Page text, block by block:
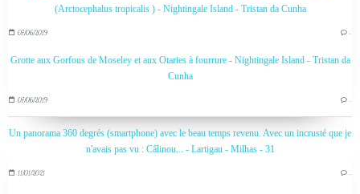
(Arctocephalus tropicalis ) - Nightingale Island - Tristan da Cunha
07/06/2019 …
Grotte aux Gorfous de Moseley et aux Otaries à fourrure - Nightingale Island - Tristan da
Cunha
07/06/2019 …
Un panorama 360 degrés (smartphone) avec le beau temps revenu. Avec un incrusté que je
n'avais pas vu : Câlinou... - Lartigau - Milhas - 31
11/01/2021 …